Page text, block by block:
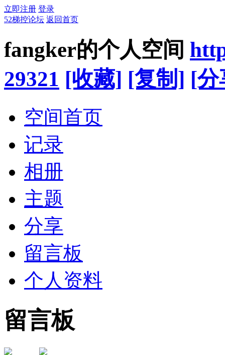
立即注册 登录
52梯控论坛 返回首页
fangker的个人空间
29321 [收藏] [复制] [分
空间首页
记录
相册
主题
分享
留言板
个人资料
留言板